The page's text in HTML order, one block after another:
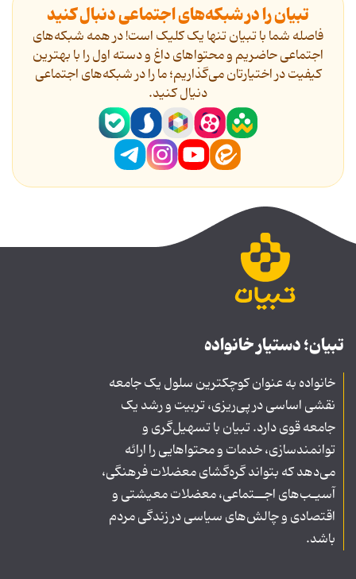
تبیان را در شبکه‌های اجتماعی دنبال کنید
فاصله شما با تبیان تنها یک کلیک است! در همه شبکه‌های
اجتماعی حاضریم و محتواهای داغ و دسته اول را با بهترین
کیفیت در اختیارتان می‌گذاریم؛ ما را در شبکه‌های اجتماعی
دنیال کنید.
تبیان؛ دستیار خانواده
خانواده به عنوان کوچکترین سلول یک جامعه
نقشی اساسی در پی‌ریزی، تربیت و رشد یک
جامعه قوی دارد. تبیان با تسهیل‌گری و
توانمندسازی، خدمات و محتواهایی را ارائه
می‌دهد که بتواند گره‌گشای معضلات فرهنگی،
آسیـب‌های اجــتماعی، معضلات معیشتی و
اقتصادی و چالش‌های سیاسی در زندگی مردم
باشد.